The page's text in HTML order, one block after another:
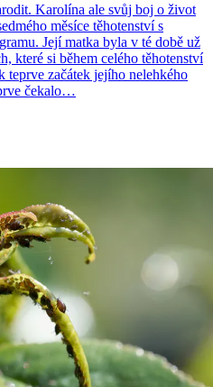
Karolína ale svůj boj o život
měsíce těhotenství s
Její matka byla v té době už
které si během celého těhotenství
začátek jejího nelehkého
čekalo…